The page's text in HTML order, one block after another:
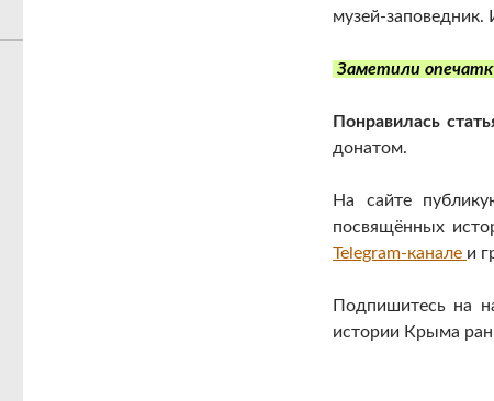
музей-заповедник.
Заметили
Понравилась
донатом.
На сайте
посвящённых
Telegram-канале и
Подпишитесь на
истории Крыма